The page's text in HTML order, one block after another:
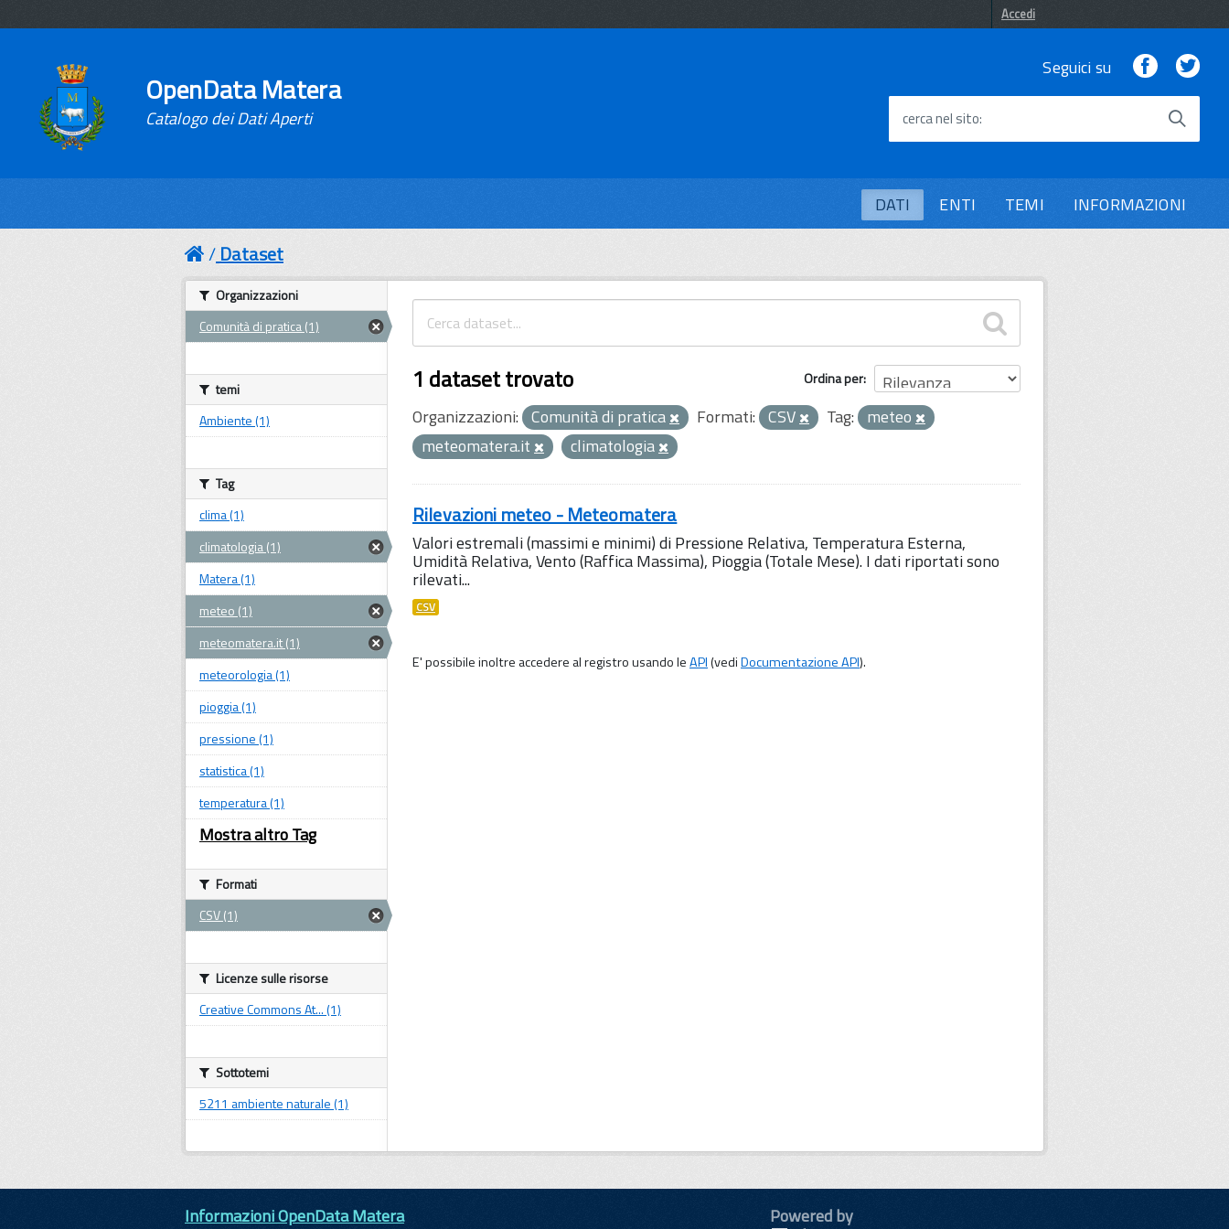
Accedi
OpenData Matera
Catalogo dei Dati Aperti
Seguici su Facebook
cerca nel sito
DATI ENTI TEMI INFORMAZIONI
Dataset
Ordina per
1 dataset trovato
Organizzazioni: Comunità di pratica Formati: CSV Tag: meteo
meteomatera.it
climatologia
Rilevazioni meteo - Meteomatera
Valori estremali (massimi e minimi) di Pressione Relativa, Temperatura Esterna,
Umidità Relativa, Vento (Raffica Massima), Pioggia (Totale Mese). I dati riportati sono
rilevati...
CSV
E' possibile inoltre accedere al registro usando leAPI(vediDocumentazione API).
Organizzazioni
Comunità di pratica (1)
temi
Ambiente (1)
Tag
clima (1)
climatologia (1)
Matera (1)
meteo (1)
meteomatera.it (1)
meteorologia (1)
pioggia (1)
pressione (1)
statistica (1)
temperatura (1)
Mostra altro Tag
Formati
CSV (1)
Licenze sulle risorse
Creative Commons At... (1)
Sottotemi
5211 ambiente naturale (1)
Informazioni OpenData Matera
Powered by